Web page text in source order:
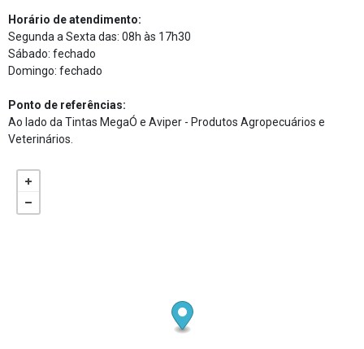
Horário de atendimento:
Segunda a Sexta das: 08h às 17h30
Sábado: fechado
Domingo: fechado
Ponto de referências:
Ao lado da Tintas MegaÓ e Aviper - Produtos Agropecuários e
Veterinários.